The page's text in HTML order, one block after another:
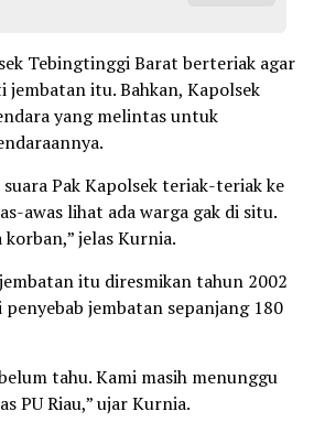
Tebingtinggi Barat berteriak agar
jembatan itu. Bahkan, Kapolsek
yang melintas untuk
Pak Kapolsek teriak-teriak ke
awas lihat ada warga gak di situ.
jelas Kurnia.
itu diresmikan tahun 2002
jembatan sepanjang 180
tahu. Kami masih menunggu
PU Riau,” ujar Kurnia.